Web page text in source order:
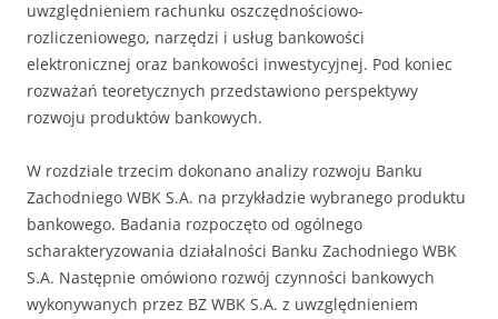
uwzględnieniem rachunku oszczędnościowo-
rozliczeniowego, narzędzi i usług bankowości
elektronicznej oraz bankowości inwestycyjnej. Pod koniec
rozważań teoretycznych przedstawiono perspektywy
rozwoju produktów bankowych.
W rozdziale trzecim dokonano analizy rozwoju Banku
Zachodniego WBK S.A. na przykładzie wybranego produktu
bankowego. Badania rozpoczęto od ogólnego
scharakteryzowania działalności Banku Zachodniego WBK
S.A. Następnie omówiono rozwój czynności bankowych
wykonywanych przez BZ WBK S.A. z uwzględnieniem